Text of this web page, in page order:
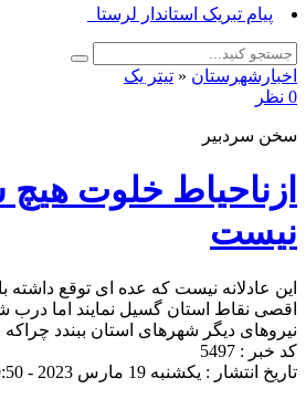
پیام تبریک استاندار لرستان به‌م_
اخبارشهرستان « تیتر یک
0 نظر
سخن سردبیر
ازناحیاط خلوت
نیست
این عادلانه نیست که عده ای توقع داشته
اقصی نقاط استان گسیل نمایند اما درب
نیروهای دیگر شهرهای استان ببندد چراکه
کد خبر : 5497
تاریخ انتشار : یکشنبه 19 مارس 2023 - 9:50